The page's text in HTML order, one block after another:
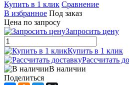
Купить в 1 клик Сравнение
В избранное Под заказ
Цена по запросу
Запросить цену
Купить в 1 клик
Рассчитать
В наличии
Поделиться